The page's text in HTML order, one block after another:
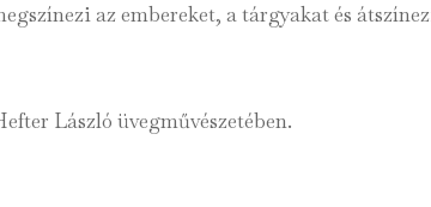
az embereket, a tárgyakat és
László üvegművészetében.